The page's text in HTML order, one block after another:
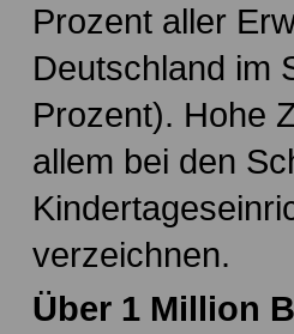
Prozent aller
Deutschland im
Prozent). Hohe
allem bei den
verzeichnen.
Über 1 Million